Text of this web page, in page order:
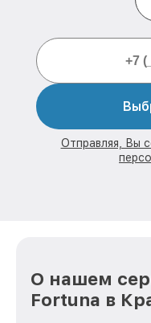
Отправляя, Вы
О нашем
Fortuna в